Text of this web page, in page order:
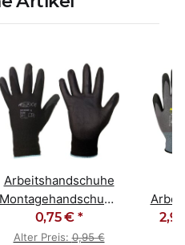
Arbeitshandschuhe
Montagehandschuhe
PU schwarz
0,75 € *
Alter Preis:0,95 €